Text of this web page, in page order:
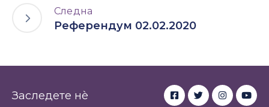
Следна
Референдум 02.02.2020
Заследете нè